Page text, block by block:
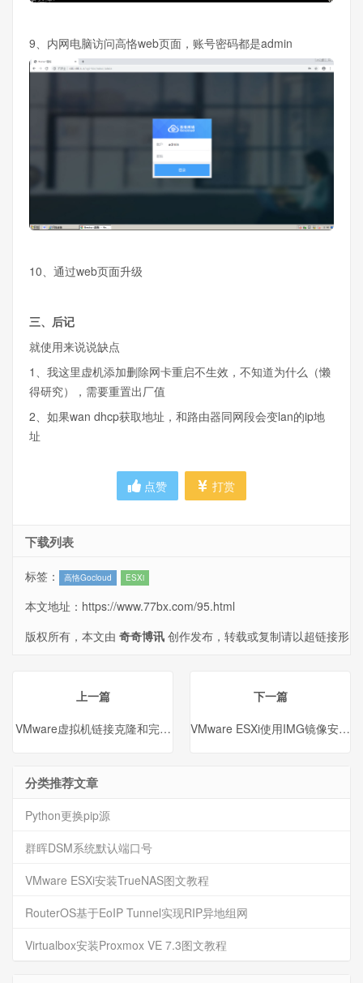
9、内网电脑访问高恪web页面，账号密码都是admin
10、通过web页面升级
三、后记
就使用来说说缺点
1、我这里虚机添加删除网卡重启不生效，不知道为什么（懒
得研究），需要重置出厂值
2、如果wan dhcp获取地址，和路由器同网段会变lan的ip地
址
点赞 打赏
下载列表
标签： 高恪Gocloud ESXi
本文地址： https://www.77bx.com/95.html
版权所有，本文由 奇奇博讯 创作发布，转载或复制请以超链接形
上一篇
VMware虚拟机链接克隆和完整克隆的区别
下一篇
VMware ESXi使用IMG镜像安装
分类推荐文章
Python更换pip源
群晖DSM系统默认端口号
VMware ESXi安装TrueNAS图文教程
RouterOS基于EoIP Tunnel实现RIP异地组网
Virtualbox安装Proxmox VE 7.3图文教程